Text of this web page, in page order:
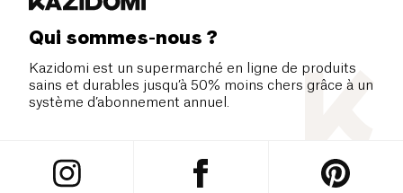
Qui sommes-nous ?
Kazidomi est un supermarché en ligne de produits
sains et durables jusqu’à 50% moins chers grâce à un
système d’abonnement annuel.